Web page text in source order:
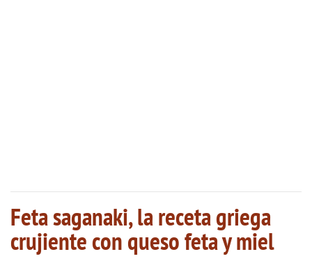
Feta saganaki, la receta griega
crujiente con queso feta y miel